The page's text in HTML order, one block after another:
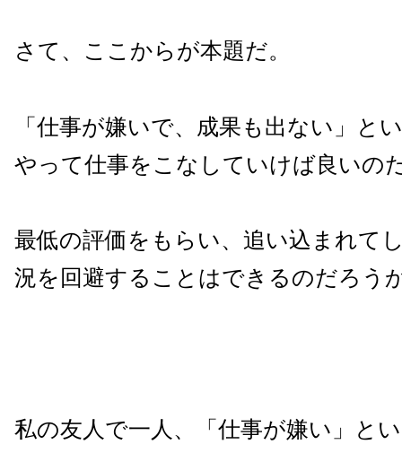
さて、ここからが本題だ。
「仕事が嫌いで、成果も出ない」と
やって仕事をこなしていけば良いの
最低の評価をもらい、追い込まれて
況を回避することはできるのだろう
私の友人で一人、「仕事が嫌い」と